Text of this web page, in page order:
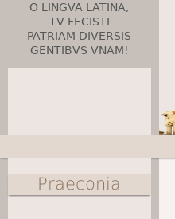
O LINGVA LATINA,
TV FECISTI
PATRIAM DIVERSIS
GENTIBVS VNAM!
Main menu
Praeconia